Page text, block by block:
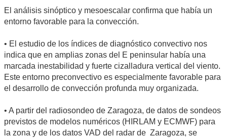
El análisis sinóptico y mesoescalar confirma que había un
entorno favorable para la convección.
• El estudio de los índices de diagnóstico convectivo nos
indica que en amplias zonas del E peninsular había una
marcada inestabilidad y fuerte cizalladura vertical del viento.
Este entorno preconvectivo es especialmente favorable para
el desarrollo de convección profunda muy organizada.
• A partir del radiosondeo de Zaragoza, de datos de sondeos
previstos de modelos numéricos (HIRLAM y ECMWF) para
la zona y de los datos VAD del radar de Zaragoza, se